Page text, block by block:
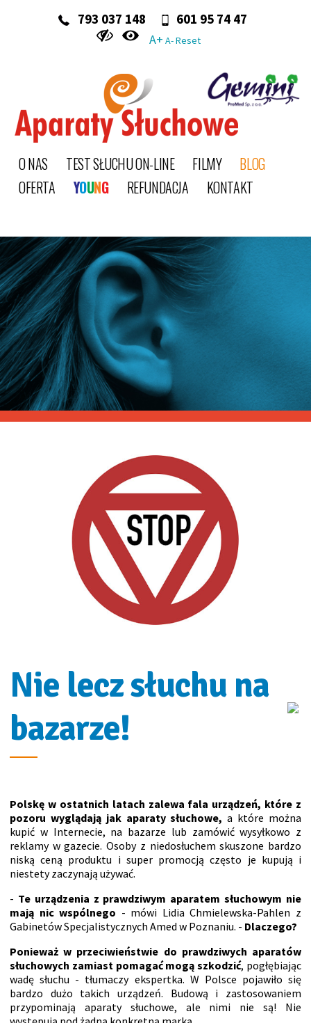
‭ 793 037 148‬ 601 95 74 47
A+ A-Reset
O NAS TEST SŁUCHU ON-LINE FILMY
BLOG
OFERTA
YOUNG REFUNDACJA KONTAKT
Nie lecz słuchu na
bazarze!
Polskę w ostatnich latach zalewa fala urządzeń, które z
pozoru wyglądają jak aparaty słuchowe, a które można
kupić w Internecie, na bazarze lub zamówić wysyłkowo z
reklamy w gazecie. Osoby z niedosłuchem skuszone bardzo
niską ceną produktu i super promocją często je kupują i
niestety zaczynają używać.
- Te urządzenia z prawdziwym aparatem słuchowym nie
mają nic wspólnego - mówi Lidia Chmielewska-Pahlen z
Gabinetów Specjalistycznych Amed w Poznaniu. - Dlaczego?
Ponieważ w przeciwieństwie do prawdziwych aparatów
słuchowych zamiast pomagać mogą szkodzić, pogłębiając
wadę słuchu - tłumaczy ekspertka. W Polsce pojawiło się
bardzo dużo takich urządzeń. Budową i zastosowaniem
przypominają aparaty słuchowe, ale nimi nie są! Nie